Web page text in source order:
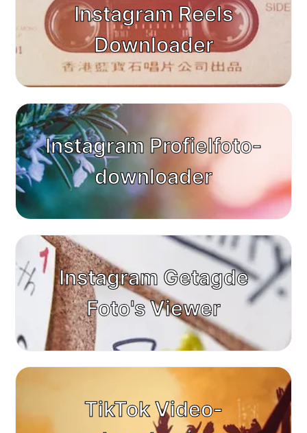
Instagram Reels
Downloader
Instagram Profielfoto-
downloader
Instagram Getagde
Foto's Viewer
TikTok Video-